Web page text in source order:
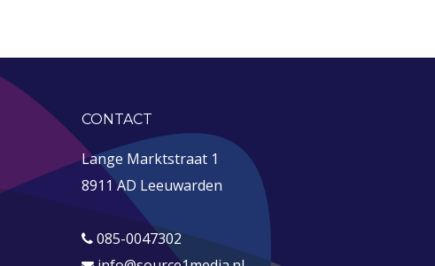
CONTACT
Lange Marktstraat 1
8911 AD Leeuwarden
085-0047302